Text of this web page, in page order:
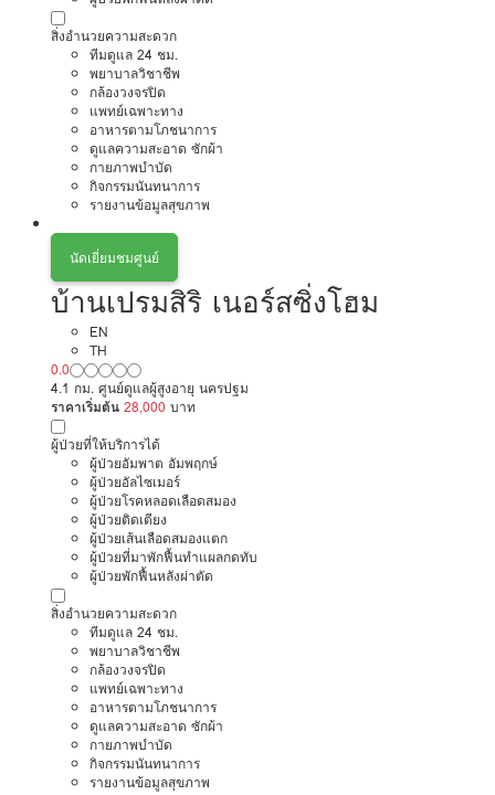
สิ่งอำนวยความสะดวก
ทีมดูแล 24 ชม.
พยาบาลวิชาชีพ
กล้องวงจรปิด
แพทย์เฉพาะทาง
อาหารตามโภชนาการ
ดูแลความสะอาด ซักผ้า
กายภาพบำบัด
กิจกรรมนันทนาการ
รายงานข้อมูลสุขภาพ
นัดเยี่ยมชมศูนย์
บ้านเปรมสิริ เนอร์สซิ่งโฮม
EN
TH
0.0
4.1 กม. ศูนย์ดูแลผู้สูงอายุ นครปฐม
ราคาเริ่มต้น 28,000 บาท
ผู้ป่วยที่ให้บริการได้
ผู้ป่วยอัมพาต อัมพฤกษ์
ผู้ป่วยอัลไซเมอร์
ผู้ป่วยโรคหลอดเลือดสมอง
ผู้ป่วยติดเตียง
ผู้ป่วยเส้นเลือดสมองแตก
ผู้ป่วยที่มาพักฟื้นทำแผลกดทับ
ผู้ป่วยพักฟื้นหลังผ่าตัด
สิ่งอำนวยความสะดวก
ทีมดูแล 24 ชม.
พยาบาลวิชาชีพ
กล้องวงจรปิด
แพทย์เฉพาะทาง
อาหารตามโภชนาการ
ดูแลความสะอาด ซักผ้า
กายภาพบำบัด
กิจกรรมนันทนาการ
รายงานข้อมูลสุขภาพ